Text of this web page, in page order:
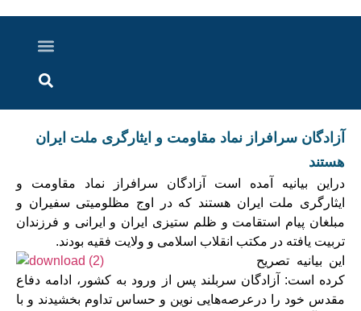
آزادگان سرافراز نماد مقاومت و ایثارگری ملت ایران
هستند
دراین بیانیه آمده است آزادگان سرافراز نماد مقاومت و
ایثارگری ملت
ایران هستند که در اوج مظلومیتی سفیران و
مبلغان پیام استقامت و ظلم ستیزی ایران و
ایرانی و فرزندان
تربیت یافته در مکتب انقلاب اسلامی و ولایت فقیه بودند.
این بیانیه تصریح
کرده است: آزادگان سربلند پس از ورود به کشور، ادامه دفاع
مقدس خود را درعرصه‌هایی نوین و حساس تداوم بخشیدند و با